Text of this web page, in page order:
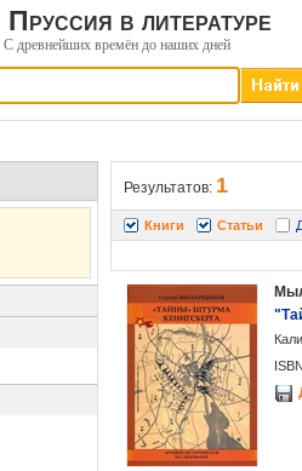
в литературе
древнейших времён до наших дней
Результатов: 1
Книги Статьи